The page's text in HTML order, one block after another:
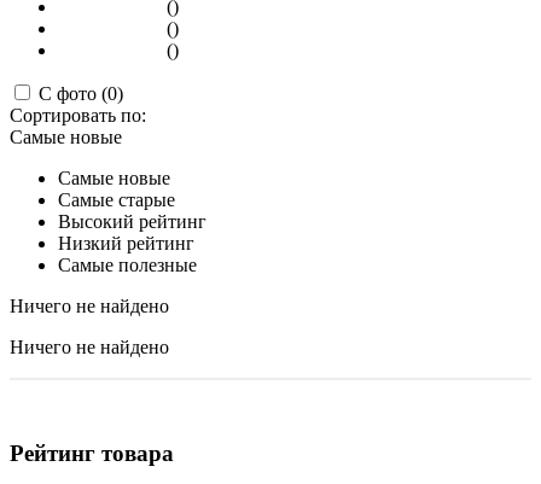
()
()
()
С фото (0)
Сортировать по:
Самые новые
Самые новые
Самые старые
Высокий рейтинг
Низкий рейтинг
Самые полезные
Ничего не найдено
Ничего не найдено
Рейтинг товара